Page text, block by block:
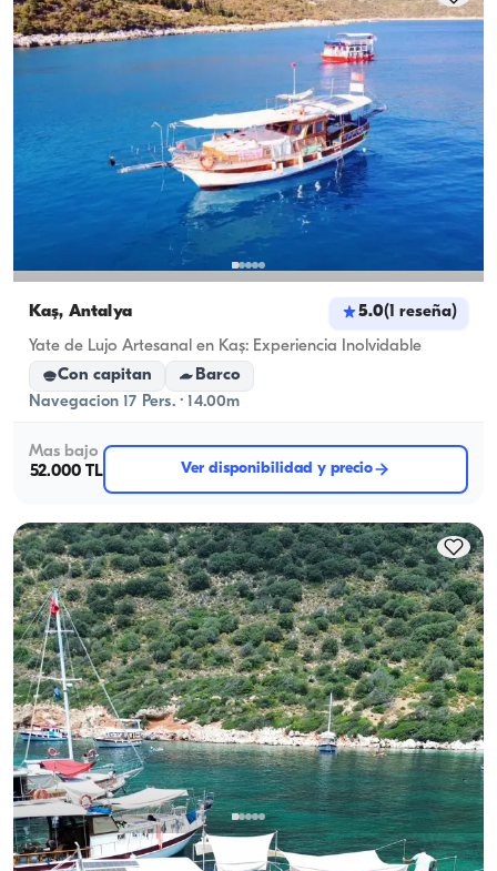
Kaş, Antalya 5.0( reseña)
Yate de Lujo Artesanal en Kaş: Experiencia Inolvidable
Con capitan
Barco
Navegacion 17 Pers. · 14.00m
Mas bajo
52.000 TL
Ver disponibilidad y precio
Kaş, Antalya Barco nuevo